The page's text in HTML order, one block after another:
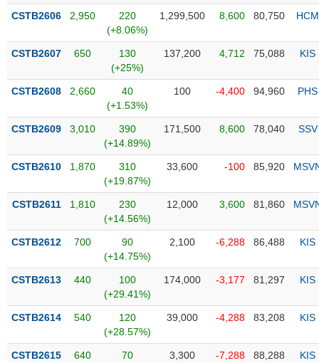
dõi
biệt
được
ký
Danh
ETF
phiếu
tiết
quan
dịch
chính
CSTB2606 2,950
220
(+8.06%)
1,299,500 8,600 80,750 HCM
CSTB2607 650
130
(+25%)
137,200 4,712 75,088 KIS
CSTB2608 2,660
40
(+1.53%)
100 -4,400 94,960 PHS
CSTB2609 3,010
390
(+14.89%)
171,500 8,600 78,040 SSV
CSTB2610 1,870
310
(+19.87%)
33,600 -100 85,920
CSTB2611 1,810
230
(+14.56%)
12,000 3,600 81,860
CSTB2612 700
90
(+14.75%)
2,100 -6,288 86,488 KIS
CSTB2613 440
100
(+29.41%)
174,000 -3,177 81,297 KIS
CSTB2614 540
120
(+28.57%)
39,000 -4,288 83,208 KIS
CSTB2615 640
70
3,300 -7,288 88,288 KIS
CÔNG
CỤ
TƯ
DỮ
LIỆU
MỚI
Ngành
(-)
VS-
SECTOR